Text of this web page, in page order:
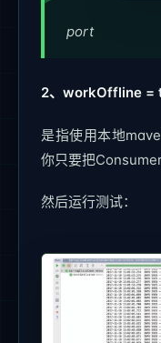
port
2、workOffline =
是指使用本地
你只要把
然后运行测试：